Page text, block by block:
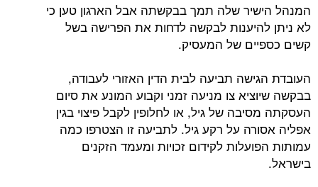
המנהל הישיר שלה תמך בבקשתה אבל הארגון טען כי
לא ניתן להיענות לבקשה לדחות את הפרישה בשל
קשים כספיים של המעסיק.
העובדת הגישה תביעה לבית הדין האזורי לעבודה,
בבקשה שיוציא צו מניעה זמני וקבוע המונע את סיום
העסקתה מסיבה של גיל, או לחלופין לקבל פיצוי בגין
אפליה אסורה על רקע גיל. לתביעה זו הצטרפו כמה
עמותות הפועלות לקידום זכויות ומעמד הזקנים
בישראל.